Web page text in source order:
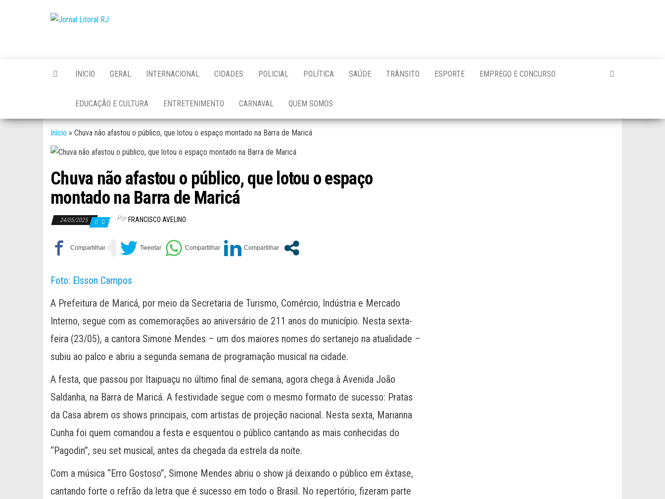
INICIO GERAL INTERNACIONAL CIDADES POLICIAL POLÍTICA SAÚDE TRÂNSITO ESPORTE EMPREGO E CONCURSO
EDUCAÇÃO E CULTURA ENTRETENIMENTO CARNAVAL QUEM SOMOS
Início » Chuva não afastou o público, que lotou o espaço montado na Barra de Maricá
Chuva não afastou o público, que lotou o espaço
montado na Barra de Maricá
24/05/2025 0 Por FRANCISCO AVELINO
Foto: Elsson Campos
A Prefeitura de Maricá, por meio da Secretaria de Turismo, Comércio, Indústria e Mercado
Interno, segue com as comemorações ao aniversário de 211 anos do município. Nesta sexta-
feira (23/05), a cantora Simone Mendes – um dos maiores nomes do sertanejo na atualidade –
subiu ao palco e abriu a segunda semana de programação musical na cidade.
A festa, que passou por Itaipuaçu no último final de semana, agora chega à Avenida João
Saldanha, na Barra de Maricá. A festividade segue com o mesmo formato de sucesso: Pratas
da Casa abrem os shows principais, com artistas de projeção nacional. Nesta sexta, Marianna
Cunha foi quem comandou a festa e esquentou o público cantando as mais conhecidas do
“Pagodin”, seu set musical, antes da chegada da estrela da noite.
Com a música “Erro Gostoso”, Simone Mendes abriu o show já deixando o público em êxtase,
cantando forte o refrão da letra que é sucesso em todo o Brasil. No repertório, fizeram parte